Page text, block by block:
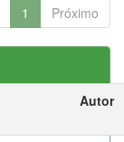
1 Próximo
Autor